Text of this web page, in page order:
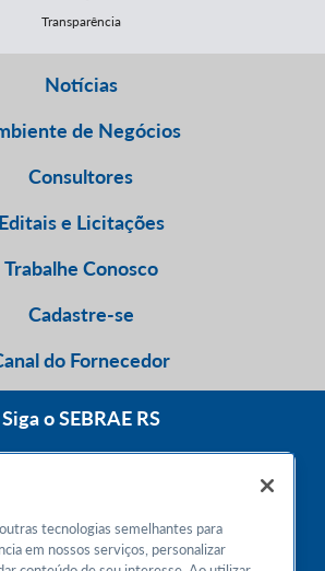
Transparência
Notícias
de Negócios
Consultores
Editais e Licitações
Trabalhe Conosco
Cadastre-se
do Fornecedor
Siga o SEBRAE RS
Atendimento 24h
tecnologias semelhantes para
em nossos serviços, personalizar